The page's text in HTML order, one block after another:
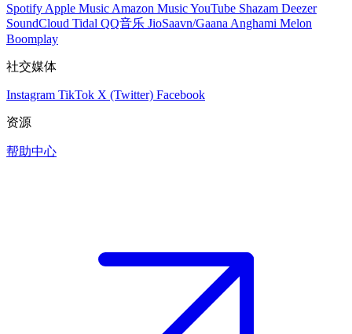
Spotify Apple Music Amazon MusicYouTube Shazam Deezer
SoundCloud Tidal QQ音乐 JioSaavn/Gaana Anghami Melon
Boomplay
社交媒体
Instagram TikTok X (Twitter) Facebook
资源
帮助中心